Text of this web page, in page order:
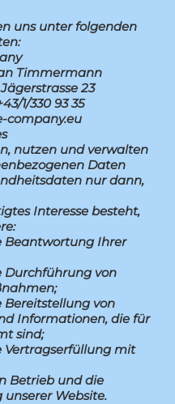
uns unter folgenden
Timmermann
23
1/330 93 35
company.eu
nutzen und verwalten
Daten
nur dann,
Interesse besteht,
Ihrer
von
von
Informationen, die für
sind;
mit
und die
unserer Website.